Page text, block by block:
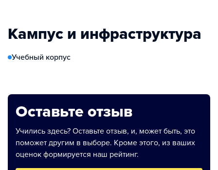
Кампус и инфраструктура
Учебный корпус
Оставьте отзыв
Учились здесь? Оставьте отзыв, и, может быть, это
поможет другим в выборе. Кроме этого, из ваших
оценок формируется наш рейтинг.